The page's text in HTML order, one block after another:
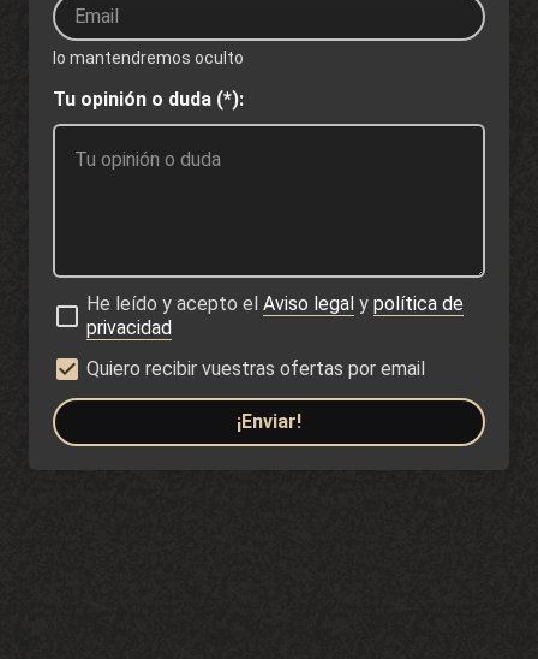
lo mantendremos oculto
Tu opinión o duda (*):
He leído y acepto el Aviso legaly política de
privacidad
Quiero recibir vuestras ofertas por email
¡Enviar!